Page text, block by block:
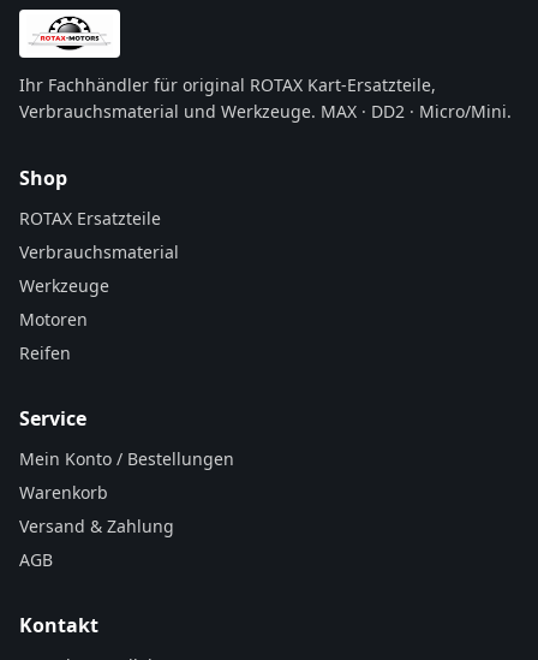
Ihr Fachhändler für original ROTAX Kart-Ersatzteile,
Verbrauchsmaterial und Werkzeuge. MAX · DD2 · Micro/Mini.
Shop
ROTAX Ersatzteile
Verbrauchsmaterial
Werkzeuge
Motoren
Reifen
Service
Mein Konto / Bestellungen
Warenkorb
Versand & Zahlung
AGB
Kontakt